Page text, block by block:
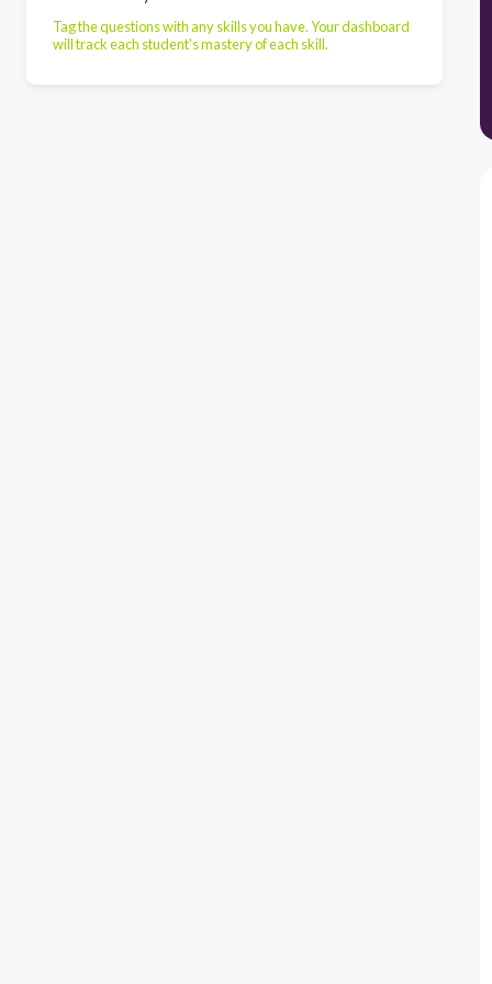
Tag the questions with any skills you have. Your dashboard
will track each student's mastery of each skill.